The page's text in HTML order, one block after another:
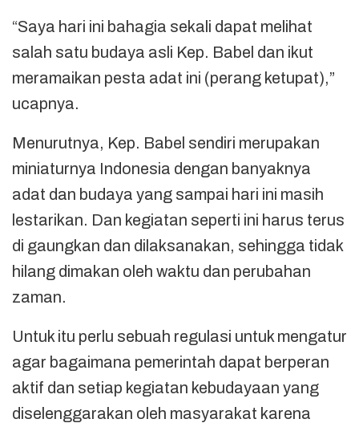
“Saya hari ini bahagia sekali dapat melihat
salah satu budaya asli Kep. Babel dan ikut
meramaikan pesta adat ini (perang ketupat),”
ucapnya.
Menurutnya, Kep. Babel sendiri merupakan
miniaturnya Indonesia dengan banyaknya
adat dan budaya yang sampai hari ini masih
lestarikan. Dan kegiatan seperti ini harus terus
di gaungkan dan dilaksanakan, sehingga tidak
hilang dimakan oleh waktu dan perubahan
zaman.
Untuk itu perlu sebuah regulasi untuk mengatur
agar bagaimana pemerintah dapat berperan
aktif dan setiap kegiatan kebudayaan yang
diselenggarakan oleh masyarakat karena